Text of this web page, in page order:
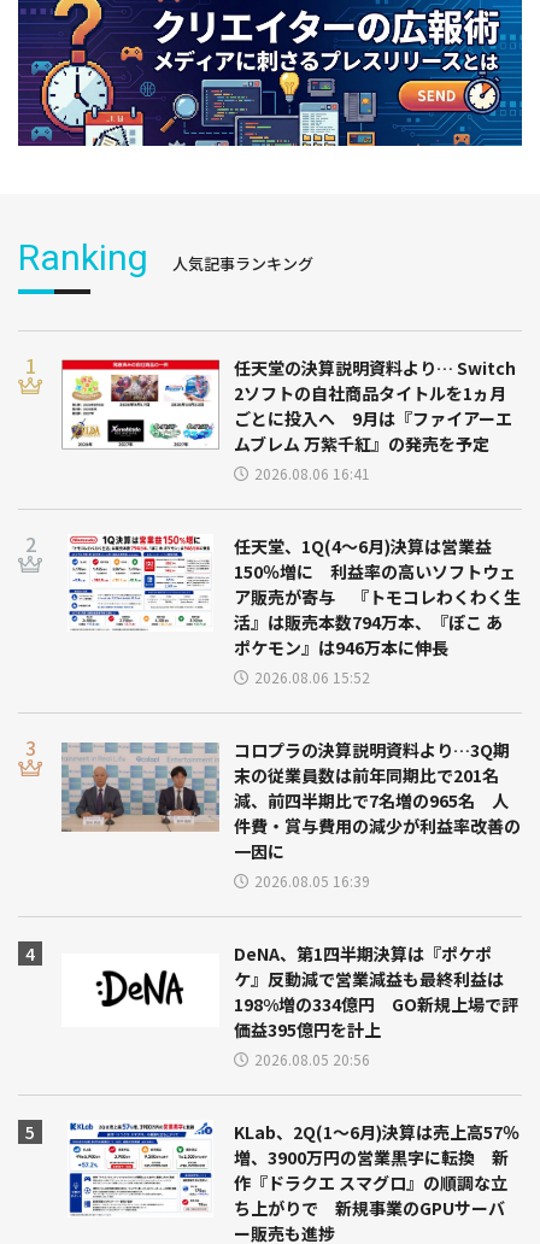
Ranking 人気記事ランキング
任天堂の決算説明資料より… Switch
2ソフトの自社商品タイトルを1ヵ月
ごとに投入へ 9月は『ファイアーエ
ムブレム 万紫千紅』の発売を予定
2026.08.06 16:41
任天堂、1Q(4～6月)決算は営業益
150％増に 利益率の高いソフトウェ
ア販売が寄与 『トモコレわくわく生
活』は販売本数794万本、『ぽこ あ
ポケモン』は946万本に伸長
2026.08.06 15:52
コロプラの決算説明資料より…3Q期
末の従業員数は前年同期比で201名
減、前四半期比で7名増の965名 人
件費・賞与費用の減少が利益率改善の
一因に
2026.08.05 16:39
DeNA、第1四半期決算は『ポケポ
ケ』反動減で営業減益も最終利益は
198%増の334億円 GO新規上場で評
価益395億円を計上
2026.08.05 20:56
KLab、2Q(1～6月)決算は売上高57％
増、3900万円の営業黒字に転換 新
作『ドラクエ スマグロ』の順調な立
ち上がりで 新規事業のGPUサーバ
ー販売も進捗